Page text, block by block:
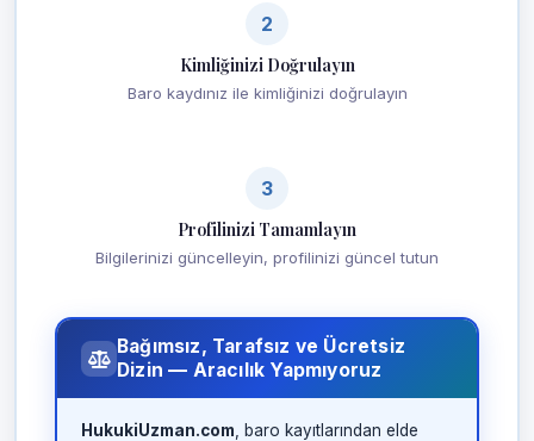
2
Kimliğinizi Doğrulayın
Baro kaydınız ile kimliğinizi doğrulayın
3
Profilinizi Tamamlayın
Bilgilerinizi güncelleyin, profilinizi güncel tutun
Bağımsız, Tarafsız ve Ücretsiz
Dizin — Aracılık Yapmıyoruz
HukukiUzman.com , baro kayıtlarından elde